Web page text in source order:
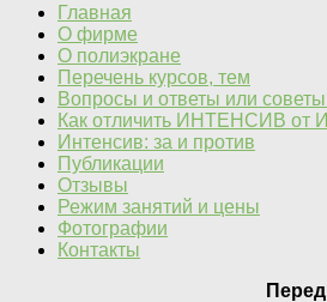
Главная
О фирме
О полиэкране
Перечень курсов, тем
Вопросы и ответы или
Как отличить ИНТЕНСИВ
Интенсив: за и против
Публикации
Отзывы
Режим занятий и цены
Фотографии
Контакты